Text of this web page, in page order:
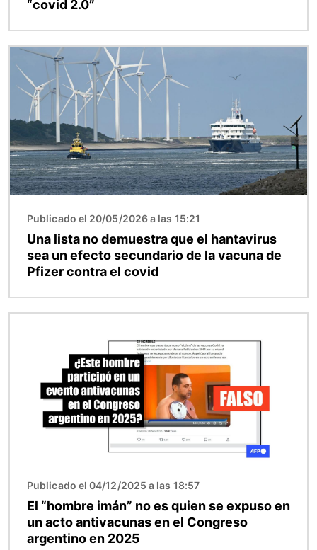
“covid 2.0”
Imagen
Publicado el 20/05/2026 a las 15:21
Una lista no demuestra que el hantavirus
sea un efecto secundario de la vacuna de
Pfizer contra el covid
Publicado el 04/12/2025 a las 18:57
El “hombre imán” no es quien se expuso en
un acto antivacunas en el Congreso
argentino en 2025